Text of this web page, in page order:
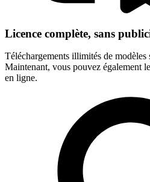
Licence complète, sans
Téléchargements illimités de modèles
Maintenant, vous pouvez également
en ligne.